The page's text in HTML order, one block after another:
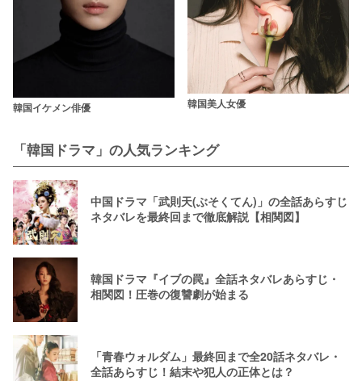
韓国イケメン俳優 韓国美人女優
「韓国ドラマ」の人気ランキング
中国ドラマ「武則天(ぶそくてん)」の全話あらすじ
ネタバレを最終回まで徹底解説【相関図】
韓国ドラマ『イブの罠』全話ネタバレあらすじ・
相関図！圧巻の復讐劇が始まる
「青春ウォルダム」最終回まで全20話ネタバレ・
全話あらすじ！結末や犯人の正体とは？